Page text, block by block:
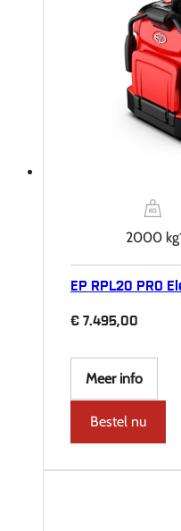
2000 kg
EP RPL20 PRO
€ 7.495,00
Meer info
Bestel nu